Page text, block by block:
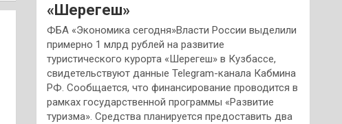
«Шерегеш»
ФБА «Экономика сегодня»Власти России выделили
примерно 1 млрд рублей на развитие
туристического курорта «Шерегеш» в Кузбассе,
свидетельствуют данные Telegram-канала Кабмина
РФ. Сообщается, что финансирование проводится в
рамках государственной программы «Развитие
туризма». Средства планируется предоставить два